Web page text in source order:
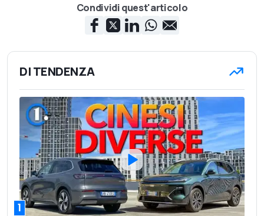
Condividi quest'articolo
DI TENDENZA
1